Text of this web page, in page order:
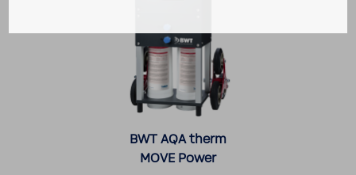
BWT AQA therm
MOVE Power